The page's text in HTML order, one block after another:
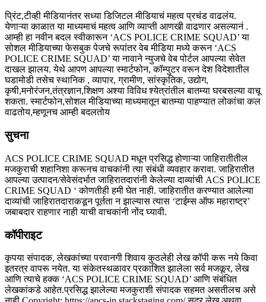
प्रिंट,टीव्ही मीडियानंतर सध्या डिजिटल मीडियाचं महत्व प्रचंड वाढलंय.
येणाऱ्या काळात या माध्यमाचं महत्व आणि व्याप्ती आणखी वाढणार असल्यानं .
आम्ही हा नवीन बदल स्वीकारून ‘ACS POLICE CRIME SQUAD’ या
सोशल मीडियाच्या फेसबुक पेजचे रूपांतर वेब मीडिया मध्ये करून ‘ACS
POLICE CRIME SQUAD’ या नावाने न्युजचे वेब पोर्टल आपल्या सेवेत
दाखल झालय. येथे आपण आपल्या स्मार्टफोन, कॉम्पुटर वरून देश विदेशातील
घडामोडी तसेच स्थानिक , व्यापार, ग्रामीण, सांस्कृतिक, उद्योग,
कृषी,मनोरंजन,तंत्रज्ञान,शिक्षण अश्या विविध श्येत्रांतील बातम्या घरबसल्या वाचू
शकता. स्मार्टफोन,सोशल मीडियाच्या माध्यमातून बातम्या पाहण्यात लोकांचा कल
वाढतोय,म्हणूनच आम्ही बदलतोय
सुचना
ACS POLICE CRIME SQUAD मधून प्रसिद्ध होणाऱ्या जाहिरातीतील
मजकुराची शहानिशा करूनच वाचकांनी त्या संबंधी व्यवहार करावा. जाहिरातीत
आपल्या उत्पादन/सेवेसंदर्भात जाहिरातदारांनी केलेल्या दाव्यांची ACS POLICE
CRIME SQUAD ‘ कोणतीही हमी घेत नाही. जाहिरातीत करण्यात आलेल्या
दाव्यांची जाहिरातदाराकडून पूर्तता न झाल्यास त्यास ‘टाईम्स ऑफ महाराष्ट्र’
जबाबदार राहणार नाही याची वाचकांनी नोंद घ्यावी.
कॉपीराइट
कृपया संपादक, लेखकांच्या परवानगी शिवाय कुठलेही लेख कॉपी करू नये किवा
इतरत्र वापरू नयेत. या संकेतस्थळावर प्रकाशित झालेला सर्व मजकूर, लेख
आणि त्याचे हक्क ‘ACS POLICE CRIME SQUAD’ आणि संबंधित
लेखकांकडे आहेत.प्रसिद्ध झालेल्या मजकुराशी संपादक सहमत असतीलच असे